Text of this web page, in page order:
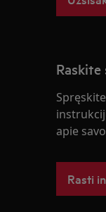
apie
Rasti